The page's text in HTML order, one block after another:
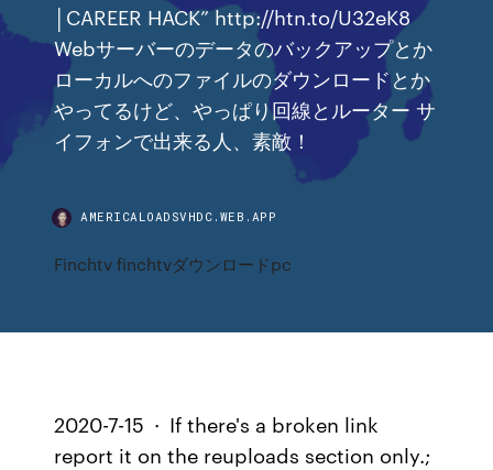
│CAREER HACK” http://htn.to/U32eK8
Webサーバーのデータのバックアップとか
ローカルへのファイルのダウンロードとか
やってるけど、やっぱり回線とルーター サ
イフォンで出来る人、素敵！
AMERICALOADSVHDC.WEB.APP
Finchtv finchtvダウンロードpc
2020-7-15 · If there's a broken link
report it on the reuploads section only.;